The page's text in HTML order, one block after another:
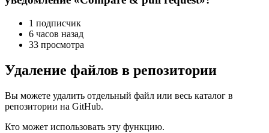
1 подписчик
6 часов назад
33 просмотра
Удаление файлов в репозитории
Вы можете удалить отдельный файл или весь каталог в
репозитории на GitHub.
Кто может использовать эту функцию.